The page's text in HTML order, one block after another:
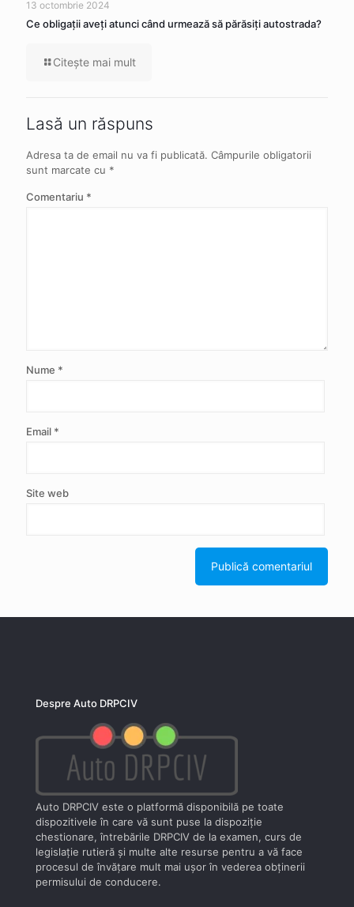
13 octombrie 2024
Ce obligaţii aveţi atunci când urmează să părăsiţi autostrada?
Citeşte mai mult
Lasă un răspuns
Adresa ta de email nu va fi publicată. Câmpurile obligatorii
sunt marcate cu *
Comentariu *
Nume *
Email *
Site web
Despre Auto DRPCIV
Auto DRPCIV este o platformă disponibilă pe toate
dispozitivele în care vă sunt puse la dispoziţie
chestionare, întrebările DRPCIV de la examen, curs de
legislaţie rutieră şi multe alte resurse pentru a vă face
procesul de învăţare mult mai uşor în vederea obţinerii
permisului de conducere.